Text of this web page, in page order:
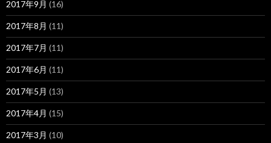
2017年9月 (16)
2017年8月 (11)
2017年7月 (11)
2017年6月 (11)
2017年5月 (13)
2017年4月 (15)
2017年3月 (10)